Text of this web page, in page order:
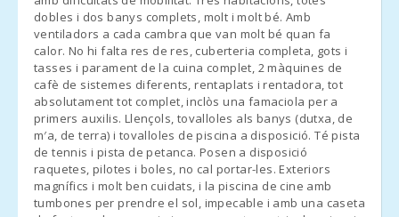
Playa Cala
Gran (km):
Playa Cala
Serena (km):
Playa de Cala
Barques (km):
Playa
S′Amarador
(km):
- Una vez llegado al destino, por favor contáctenos por teléfono
y diríjanse directamente al alojamiento o punto de reunión
previamente concertado.
- En breve la oficina de recepción se pondrá en contacto con
Usted para comunicarle hora y lugar de recogida de llaves.
- Llegada fuera del horario de atención:
a) Las llaves se dejarán en una caja de seguridad. El importe
restante, en el caso que hubiese, deberá abonarse al día
dobles i dos banys complets, molt i molt bé. Amb
ventiladors a cada cambra que van molt bé quan fa
calor. No hi falta res de res, cuberteria completa, gots i
tasses i parament de la cuina complet, 2 màquines de
cafè de sistemes diferents, rentaplats i rentadora, tot
absolutament tot complet, inclòs una famaciola per a
primers auxilis. Llençols, tovalloles als banys (dutxa, de
m′a, de terra) i tovalloles de piscina a disposició. Té pista
de tennis i pista de petanca. Posen a disposició
raquetes, pilotes i boles, no cal portar-les. Exteriors
magnífics i molt ben cuidats, i la piscina de cine amb
tumbones per prendre el sol, impecable i amb una caseta